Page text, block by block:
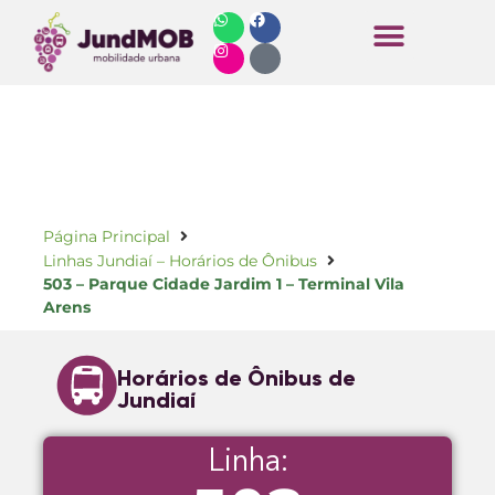
Página Principal
Linhas Jundiaí – Horários de Ônibus
503 – Parque Cidade Jardim 1 – Terminal Vila
Arens
Horários de Ônibus de
Jundiaí
Linha: